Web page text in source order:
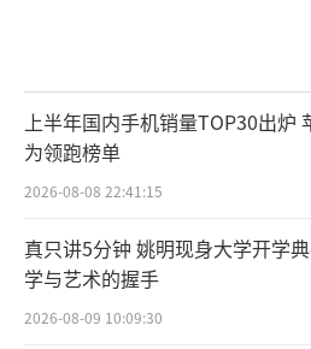
上半年国内手机销量TOP30出炉
为领跑榜单
2026-08-08 22:41:15
真只讲5分钟 姚明现身大学开学
学与艺术的握手
2026-08-09 10:09:30